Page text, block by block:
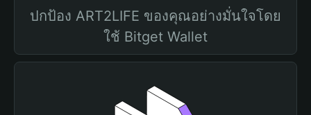
ปกป้อง ART2LIFE ของคุณอย่างมั่นใจโดย
ใช้ Bitget Wallet